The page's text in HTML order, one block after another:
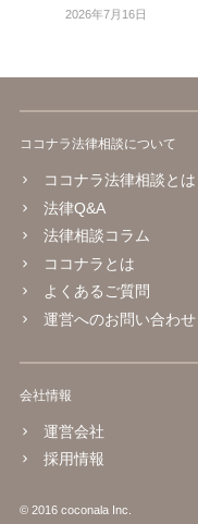
2026年7月16日
ココナラ法律相談について
ココナラ法律相談とは
法律Q&A
法律相談コラム
ココナラとは
よくあるご質問
運営へのお問い合わせ
会社情報
運営会社
採用情報
© 2016 coconala Inc.